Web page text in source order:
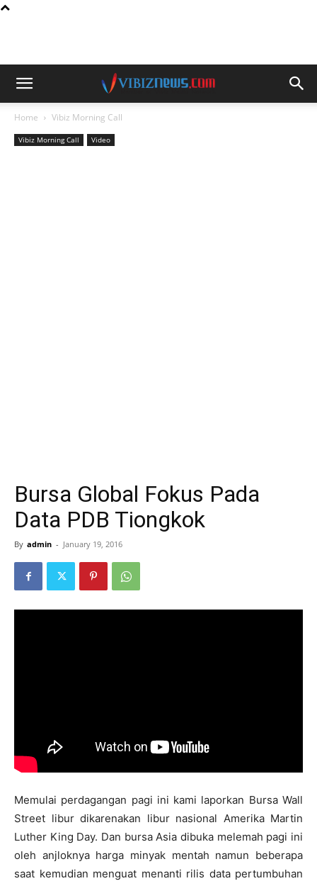
Home Vibiz Morning Call
Vibiz Morning Call Video
Bursa Global Fokus Pada
Data PDB Tiongkok
By admin - January 19, 2016
Memulai perdagangan pagi ini kami laporkan Bursa Wall
Street libur dikarenakan libur nasional Amerika Martin
Luther King Day. Dan bursa Asia dibuka melemah pagi ini
oleh anjloknya harga minyak mentah namun beberapa
saat kemudian menguat menanti rilis data pertumbuhan